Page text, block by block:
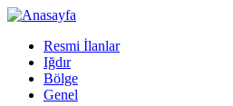
Resmi İlanlar
Iğdır
Bölge
Genel